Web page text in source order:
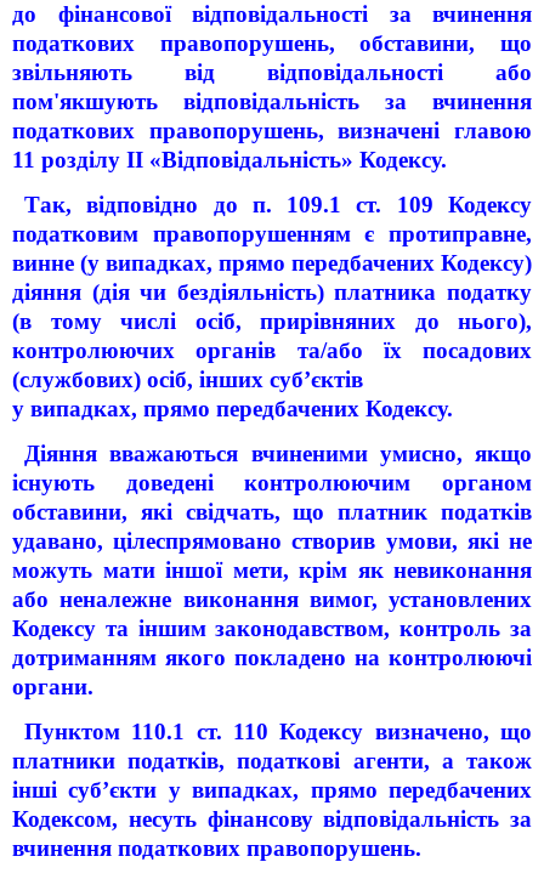
до фінансової відповідальності за вчинення
податкових правопорушень, обставини, що
звільняють від відповідальності або
пом'якшують відповідальність за вчинення
податкових правопорушень, визначені главою
11 розділу II «Відповідальність» Кодексу.
Так, відповідно до п. 109.1 ст. 109 Кодексу
податковим правопорушенням є протиправне,
винне (у випадках, прямо передбачених Кодексу)
діяння (дія чи бездіяльність) платника податку
(в тому числі осіб, прирівняних до нього),
контролюючих органів та/або їх посадових
(службових) осіб, інших суб’єктів
у випадках, прямо передбачених Кодексу.
Діяння вважаються вчиненими умисно, якщо
існують доведені контролюючим органом
обставини, які свідчать, що платник податків
удавано, цілеспрямовано створив умови, які не
можуть мати іншої мети, крім як невиконання
або неналежне виконання вимог, установлених
Кодексу та іншим законодавством, контроль за
дотриманням якого покладено на контролюючі
органи.
Пунктом 110.1 ст. 110 Кодексу визначено, що
платники податків, податкові агенти, а також
інші суб’єкти у випадках, прямо передбачених
Кодексом, несуть фінансову відповідальність за
вчинення податкових правопорушень.